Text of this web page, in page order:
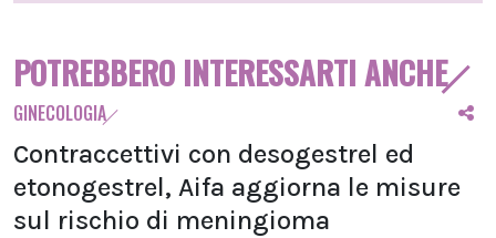
POTREBBERO INTERESSARTI ANCHE
GINECOLOGIA
Contraccettivi con desogestrel ed
etonogestrel, Aifa aggiorna le misure
sul rischio di meningioma